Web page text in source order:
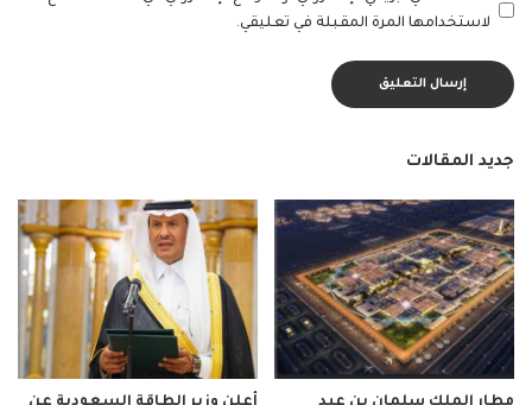
لاستخدامها المرة المقبلة في تعليقي.
جديد المقالات